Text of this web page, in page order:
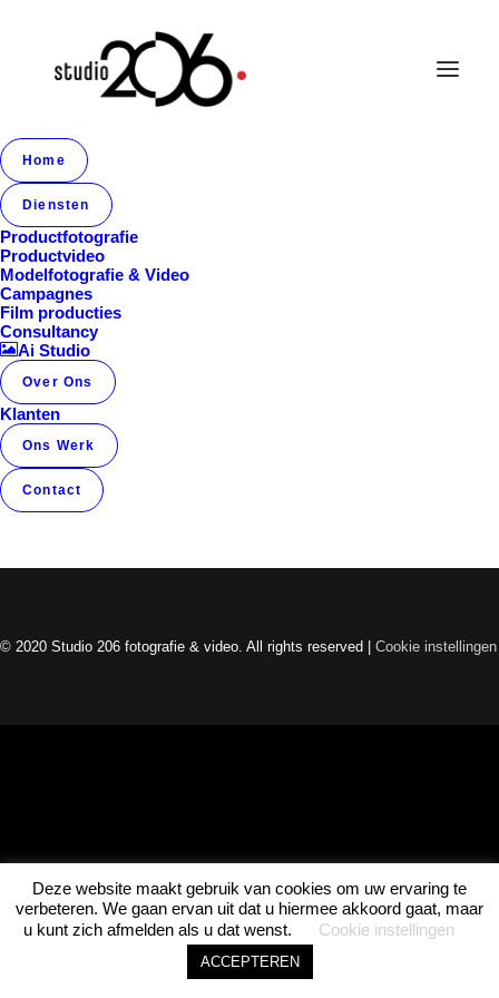
Home
Diensten
Productfotografie
Productvideo
Modelfotografie & Video
Campagnes
Film producties
Consultancy
Ai Studio
Over Ons
Klanten
Ons Werk
Contact
Album Gallery 5
© 2020 Studio 206 fotografie & video. All rights reserved | Cookie instellingen
Deze website maakt gebruik van cookies om uw ervaring te
verbeteren. We gaan ervan uit dat u hiermee akkoord gaat, maar
u kunt zich afmelden als u dat wenst.
Cookie instellingen
ACCEPTEREN ASK JOEL • ASK JOEL • ASK JOEL •